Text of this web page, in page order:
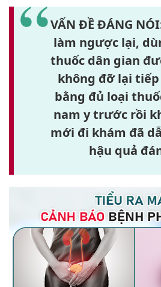
VẤN ĐỀ ĐÁNG
làm ngược lại,
thuốc dân gian
không đỡ lại
bằng đủ loại
nam y trước rồi
mới đi khám đã
hậu quả